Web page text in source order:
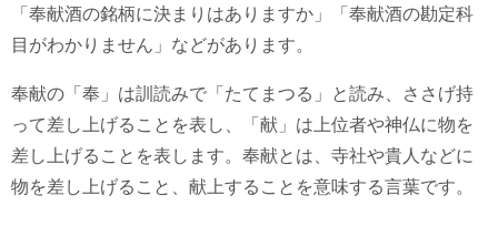
「奉献酒の銘柄に決まりはありますか」「奉献酒の勘定科
目がわかりません」などがあります。
奉献の「奉」は訓読みで「たてまつる」と読み、ささげ持
って差し上げることを表し、「献」は上位者や神仏に物を
差し上げることを表します。奉献とは、寺社や貴人などに
物を差し上げること、献上することを意味する言葉です。